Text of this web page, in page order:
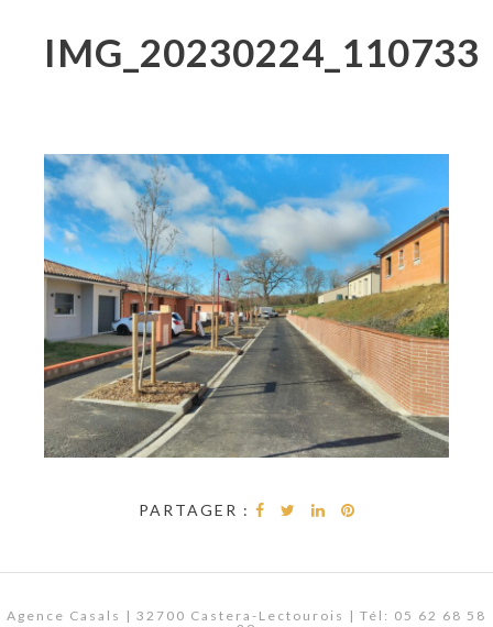
IMG_20230224_110733
PARTAGER :
Agence Casals | 32700 Castera-Lectourois | Tél: 05 62 68 58